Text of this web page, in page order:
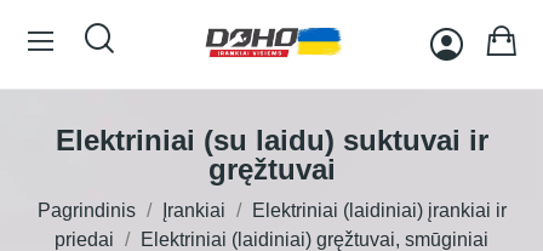
Elektriniai (su laidu) suktuvai ir
gręžtuvai
Pagrindinis Įrankiai
Elektriniai (laidiniai) įrankiai ir
priedai
Elektriniai (laidiniai) gręžtuvai, smūginiai